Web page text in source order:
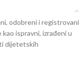
odobreni i registrovani
ispravni, izrađeni u
dijetetskih